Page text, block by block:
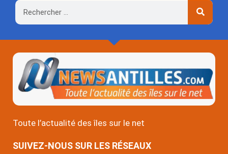
Rechercher
Toute l’actualité des îles sur le net
SUIVEZ-NOUS SUR LES RÉSEAUX